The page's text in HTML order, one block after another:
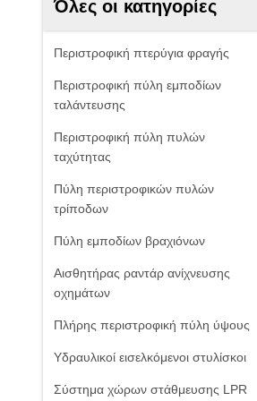
Όλες οι κατηγορίες
Περιστροφική πτερύγια φραγής
Περιστροφική πύλη εμποδίων
ταλάντευσης
Περιστροφική πύλη πυλών
ταχύτητας
Πύλη περιστροφικών πυλών
τρίποδων
Πύλη εμποδίων βραχιόνων
Αισθητήρας ραντάρ ανίχνευσης
οχημάτων
Πλήρης περιστροφική πύλη ύψους
Υδραυλικοί εισελκόμενοι στυλίσκοι
Σύστημα χώρων στάθμευσης LPR